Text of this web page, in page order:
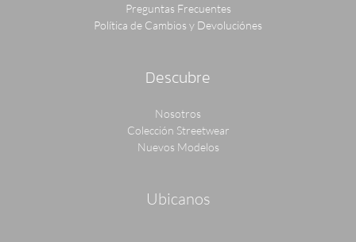
Preguntas Frecuentes
Política de Cambios y Devoluciónes
Descubre
Nosotros
Colección Streetwear
Nuevos Modelos
Ubicanos